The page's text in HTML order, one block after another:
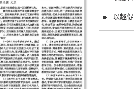
以趣